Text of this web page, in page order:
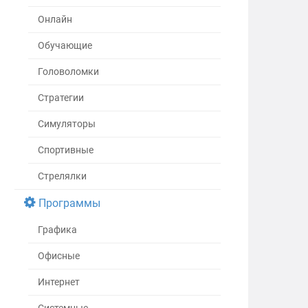
Онлайн
Обучающие
Головоломки
Стратегии
Симуляторы
Спортивные
Стрелялки
Программы
Графика
Офисные
Интернет